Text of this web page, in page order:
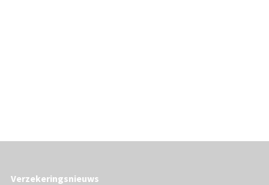
Verzekeringsnieuws